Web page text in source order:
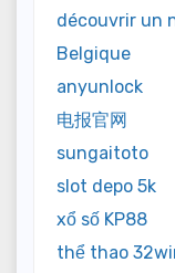
découvrir un
Belgique
anyunlock
电报官网
sungaitoto
slot depo 5k
xổ số KP88
thể thao